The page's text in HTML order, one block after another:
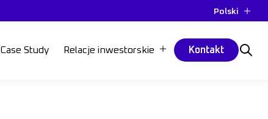
Polski
Case Study Relacje inwestorskie Kontakt